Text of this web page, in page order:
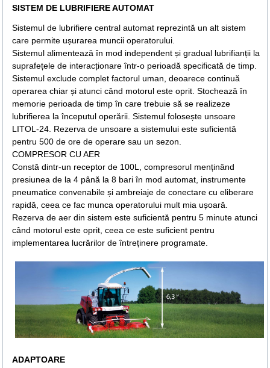
SISTEM DE LUBRIFIERE AUTOMAT
Sistemul de lubrifiere central automat reprezintă un alt sistem
care permite ușurarea muncii operatorului.
Sistemul alimentează în mod independent și gradual lubrifianții la
suprafețele de interacționare într-o perioadă specificată de timp.
Sistemul exclude complet factorul uman, deoarece continuă
operarea chiar și atunci când motorul este oprit. Stochează în
memorie perioada de timp în care trebuie să se realizeze
lubrifierea la începutul operării. Sistemul folosește unsoare
LITOL-24. Rezerva de unsoare a sistemului este suficientă
pentru 500 de ore de operare sau un sezon.
COMPRESOR CU AER
Constă dintr-un receptor de 100L, compresorul menținând
presiunea de la 4 până la 8 bari în mod automat, instrumente
pneumatice convenabile și ambreiaje de conectare cu eliberare
rapidă, ceea ce fac munca operatorului mult mia ușoară.
Rezerva de aer din sistem este suficientă pentru 5 minute atunci
când motorul este oprit, ceea ce este suficient pentru
implementarea lucrărilor de întreținere programate.
ADAPTOARE